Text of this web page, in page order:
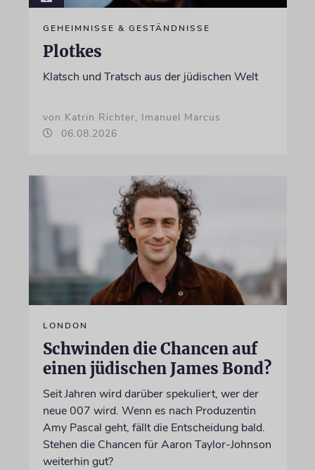
GEHEIMNISSE & GESTÄNDNISSE
Plotkes
Klatsch und Tratsch aus der jüdischen Welt
von Katrin Richter, Imanuel Marcus
06.08.2026
LONDON
Schwinden die Chancen auf
einen jüdischen James Bond?
Seit Jahren wird darüber spekuliert, wer der
neue 007 wird. Wenn es nach Produzentin
Amy Pascal geht, fällt die Entscheidung bald.
Stehen die Chancen für Aaron Taylor-Johnson
weiterhin gut?